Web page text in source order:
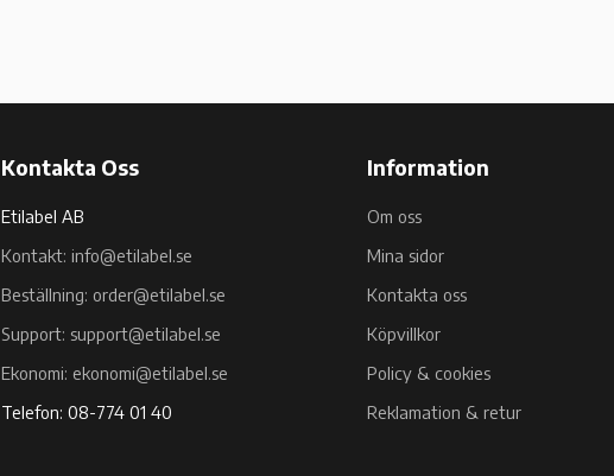
Kontakta Oss
Etilabel AB
Kontakt: info@etilabel.se
Beställning: order@etilabel.se
Support: support@etilabel.se
Ekonomi: ekonomi@etilabel.se
Telefon: 08-774 01 40
Information
Om oss
Mina sidor
Kontakta oss
Köpvillkor
Policy & cookies
Reklamation & retur